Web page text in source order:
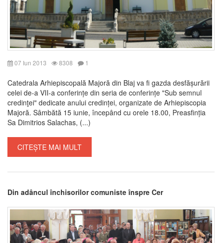
07 Iun 2013 8308 1
Catedrala Arhiepiscopală Majoră din Blaj va fi gazda desfășurării
celei de-a VII-a conferințe din seria de conferințe "Sub semnul
credinţei" dedicate anului credinței, organizate de Arhiepiscopia
Majoră. Sâmbătă 15 iunie, începând cu orele 18.00, Preasfinția
Sa Dimitrios Salachas, (...)
CITEȘTE MAI MULT
Din adâncul închisorilor comuniste înspre Cer